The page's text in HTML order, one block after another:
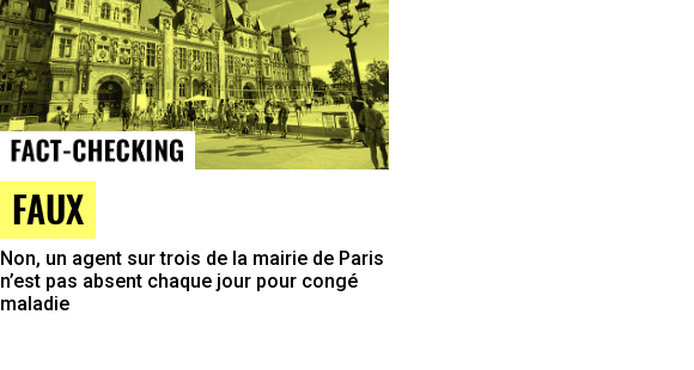
FAUX
Non, un agent sur trois de la mairie de Paris
n’est pas absent chaque jour pour congé
maladie